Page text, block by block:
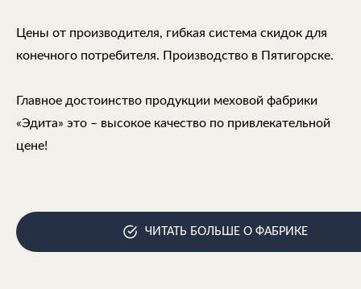
Цены от производителя, гибкая система скидок для
конечного потребителя. Производство в Пятигорске.
Главное достоинство продукции меховой фабрики
«Эдита» это – высокое качество по привлекательной
цене!
ЧИТАТЬ БОЛЬШЕ О ФАБРИКЕ